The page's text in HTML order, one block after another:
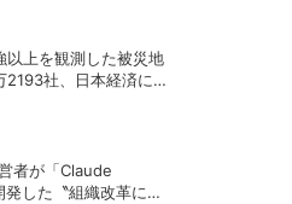
以上を観測した被災地
社、日本経済に与
者が「Claude
した〝組織改革に効